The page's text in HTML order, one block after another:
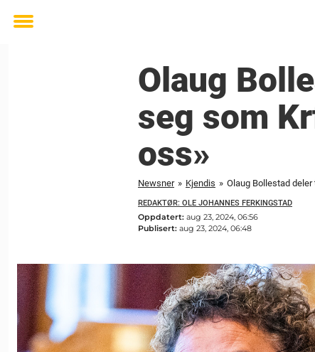
Toggle
Olaug
seg som
oss»
Newsner » Kjendis » Olaug Bollestad
REDAKTØR: OLE JOHANNES FERKINGSTAD
Oppdatert: aug 23, 2024, 06:56
Publisert: aug 23, 2024, 06:48